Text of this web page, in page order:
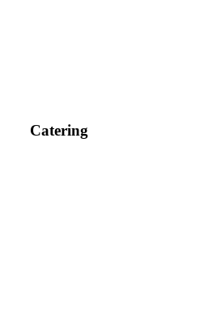
Catering